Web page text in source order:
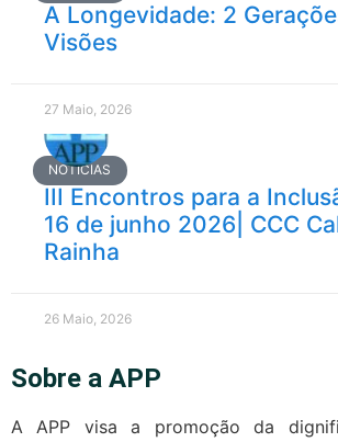
A Longevidade: 2
Visões
27 Maio, 2026
NOTÍCIAS
III Encontros para a
16 de junho 2026| CCC
Rainha
26 Maio, 2026
Sobre a APP
A APP visa a promoção da